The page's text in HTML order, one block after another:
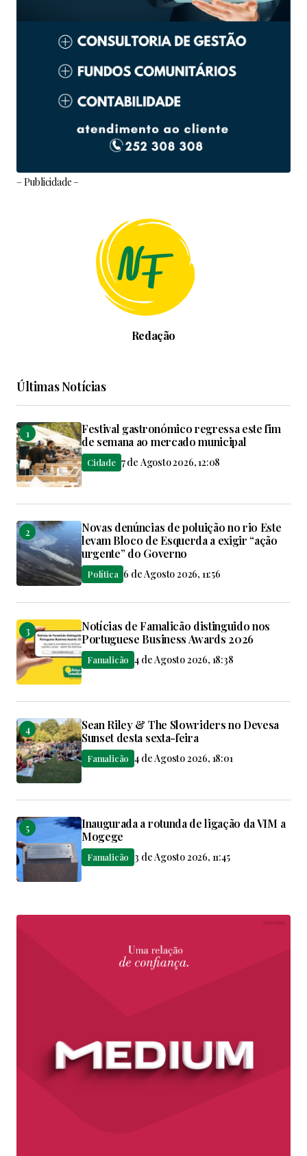
– Publicidade –
Redação
Últimas Notícias
Festival gastronómico regressa este fim
de semana ao mercado municipal
Cidade 7 de Agosto 2026, 12:08
Novas denúncias de poluição no rio Este
levam Bloco de Esquerda a exigir “ação
urgente” do Governo
Política 6 de Agosto 2026, 11:56
Notícias de Famalicão distinguido nos
Portuguese Business Awards 2026
Famalicão 4 de Agosto 2026, 18:38
Sean Riley & The Slowriders no Devesa
Sunset desta sexta-feira
Famalicão 4 de Agosto 2026, 18:01
Inaugurada a rotunda de ligação da VIM a
Mogege
Famalicão 3 de Agosto 2026, 11:45